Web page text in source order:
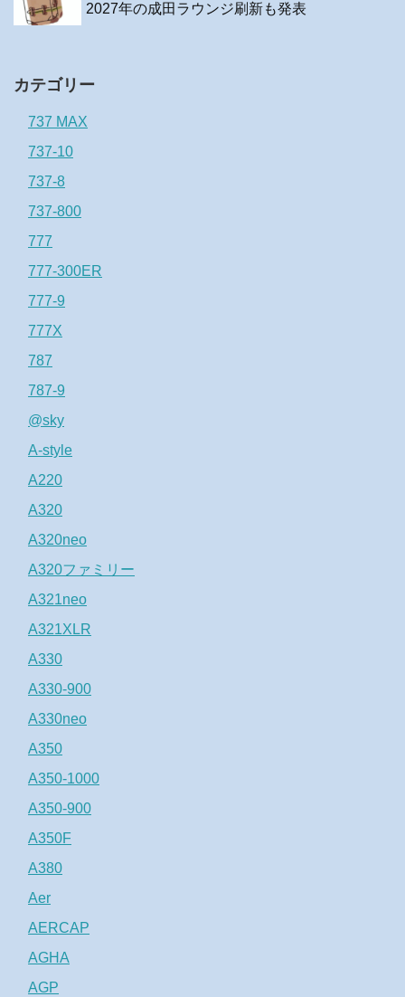
2027年の成田ラウンジ刷新も発表
カテゴリー
737 MAX
737-10
737-8
737-800
777
777-300ER
777-9
777X
787
787-9
@sky
A-style
A220
A320
A320neo
A320ファミリー
A321neo
A321XLR
A330
A330-900
A330neo
A350
A350-1000
A350-900
A350F
A380
Aer
AERCAP
AGHA
AGP